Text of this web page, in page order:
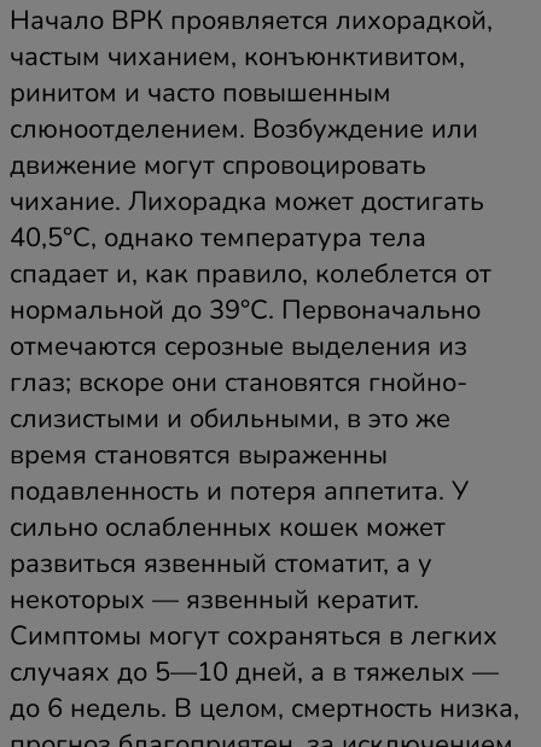
Начало ВРК проявляется лихорадкой,
частым чиханием, конъюнктивитом,
ринитом и часто повышенным
слюноотделением. Возбуждение или
движение могут спровоцировать
чихание. Лихорадка может достигать
40,5°C, однако температура тела
спадает и, как правило, колеблется от
нормальной до 39°C. Первоначально
отмечаются серозные выделения из
глаз; вскоре они становятся гнойно-
слизистыми и обильными, в это же
время становятся выраженны
подавленность и потеря аппетита. У
сильно ослабленных кошек может
развиться язвенный стоматит, а у
некоторых — язвенный кератит.
Симптомы могут сохраняться в легких
случаях до 5—10 дней, а в тяжелых —
до 6 недель. В целом, смертность низка,